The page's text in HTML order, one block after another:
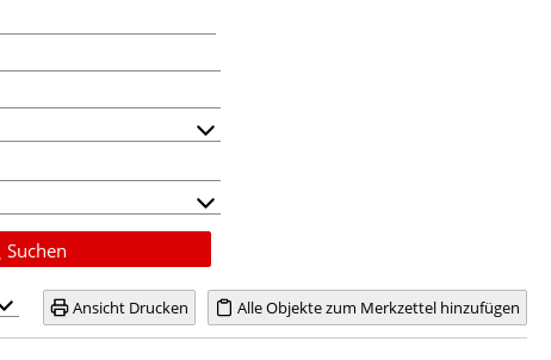
Suchen
Alle Objekte zum Merkzettel hinzufügen
Ansicht Drucken